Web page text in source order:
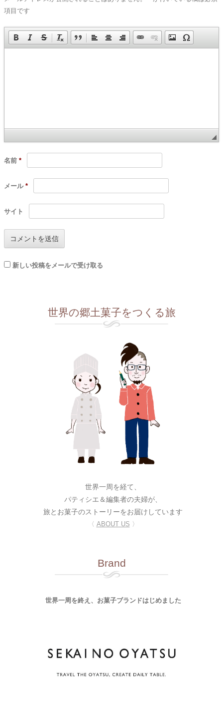
項目です
名前 *
メール *
サイト
新しい投稿をメールで受け取る
世界の郷土菓子をつくる旅
世界一周を経て、
パティシエ＆編集者の夫婦が、
旅とお菓子のストーリーをお届けしています
〈 ABOUT US 〉
Brand
世界一周を終え、お菓子ブランドはじめました